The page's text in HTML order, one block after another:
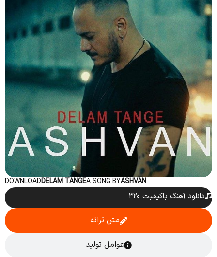
ASHVAN
A SONG BY
DELAM TANGE
DOWNLOAD
دانلود آهنگ باکیفیت ۳۲۰
متن ترانه
عوامل تولید